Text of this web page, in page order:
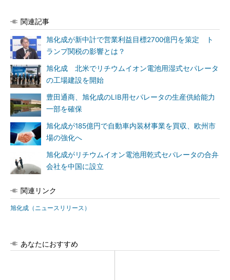
関連記事
旭化成が新中計で営業利益目標2700億円を策定 ト
ランプ関税の影響とは？
旭化成 北米でリチウムイオン電池用湿式セパレータ
の工場建設を開始
豊田通商、旭化成のLIB用セパレータの生産供給能力
一部を確保
旭化成が185億円で自動車内装材事業を買収、欧州市
場の強化へ
旭化成がリチウムイオン電池用乾式セパレータの合弁
会社を中国に設立
関連リンク
旭化成（ニュースリリース）
あなたにおすすめ